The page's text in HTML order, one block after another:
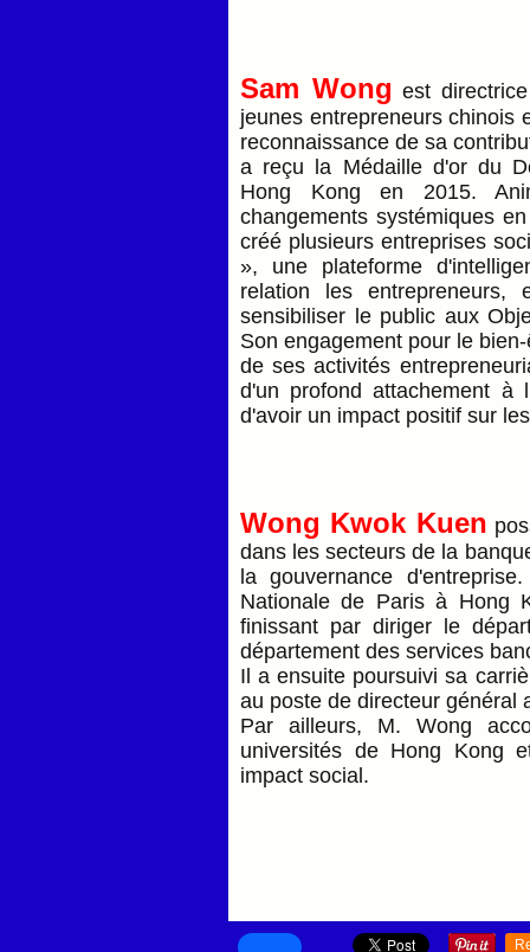
Sam Wong est
jeunes entrepreneurs chinois
reconnaissance de sa
a reçu la Médaille d'or du
Hong Kong en 2015.
changements systémiques
créé plusieurs entreprises
», une plateforme
relation les
sensibiliser le public aux
Son engagement pour le
de ses activités
d'un profond attachement à
d'avoir un impact positif sur
Wong Kwok Kuen
dans les secteurs de la
la gouvernance
Nationale de Paris à Hong
finissant par diriger le
département des services
Il a ensuite poursuivi sa
au poste de directeur général
Par ailleurs, M. Wong
universités de Hong Kong
impact social.